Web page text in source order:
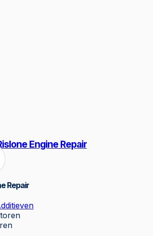
Engine Repair
Repair